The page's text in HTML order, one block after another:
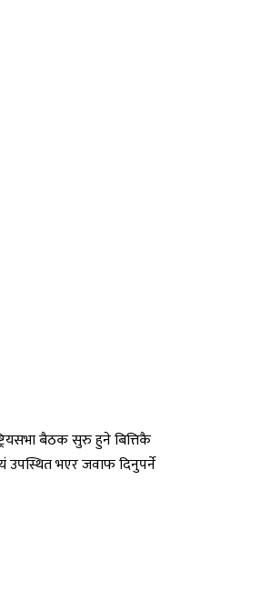
बैठक सुरु हुने बित्तिकै
उपस्थित भएर जवाफ दिनुपर्ने